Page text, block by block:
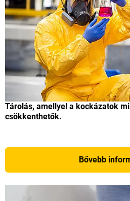
Tárolás, amellyel a kockázatok
csökkenthetők.
Bővebb